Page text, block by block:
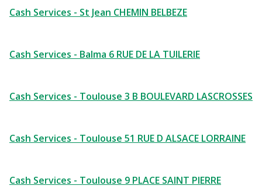
Cash Services - St Jean CHEMIN BELBEZE
Cash Services - Balma 6 RUE DE LA TUILERIE
Cash Services - Toulouse 3 B BOULEVARD LASCROSSES
Cash Services - Toulouse 51 RUE D ALSACE LORRAINE
Cash Services - Toulouse 9 PLACE SAINT PIERRE